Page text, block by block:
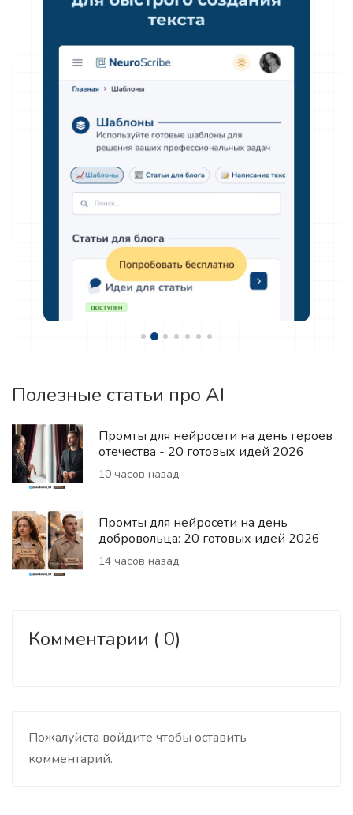
Полезные статьи про AI
Промты для нейросети на день героев
отечества - 20 готовых идей 2026
10 часов назад
Промты для нейросети на день
добровольца: 20 готовых идей 2026
14 часов назад
Комментарии ( 0)
Пожалуйста войдите чтобы оставить
комментарий.